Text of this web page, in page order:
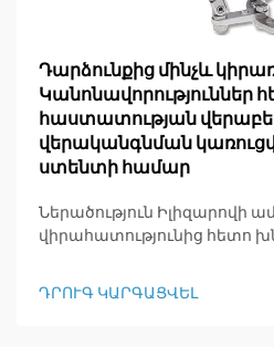
Դարձունքից մինչև
Կանոնավորություններ
հաստատության
վերականգնման
ստենտի համար
Ներածություն Իլիզարովի
վիրահատությունից հետո
մեթոդը փոխեց
համար խաղի կանոնները,
ԴՐՈՒԳ ԿԱՐԳԱՑՎԵԼ